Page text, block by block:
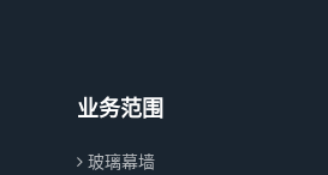
业务范围
玻璃幕墙